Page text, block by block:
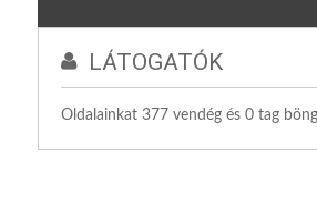
LÁTOGATÓK
Oldalainkat 377 vendég és 0 tag